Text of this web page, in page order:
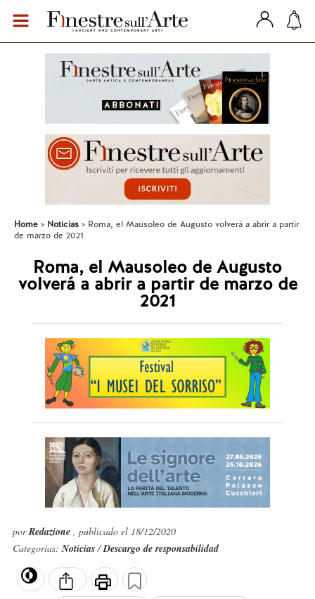
Home Noticias
Roma, el Mausoleo de Augusto volverá a abrir a partir
de marzo de 2021
Roma, el Mausoleo de Augusto
volverá a abrir a partir de marzo de
2021
porRedazione , publicado el 18/12/2020
Categorías:Noticias/Descargo de responsabilidad